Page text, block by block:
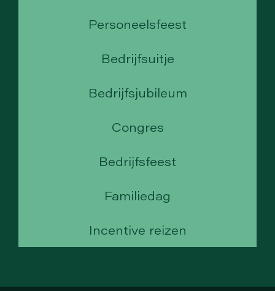
Personeelsfeest
Bedrijfsuitje
Bedrijfsjubileum
Congres
Bedrijfsfeest
Familiedag
Incentive reizen